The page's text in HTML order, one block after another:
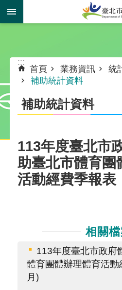
跳到主要內容區塊
:::
首頁 業務資訊
統
補助統計資料
補助統計資料
113年度臺北市
助臺北市體育團
活動經費季報表
相關
113年度臺北市政府
體育團體辦理體育活
月)